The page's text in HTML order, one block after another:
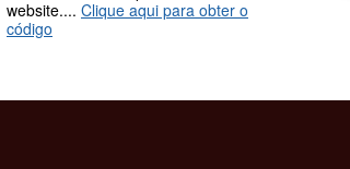
website.... Clique aqui para obter o
código